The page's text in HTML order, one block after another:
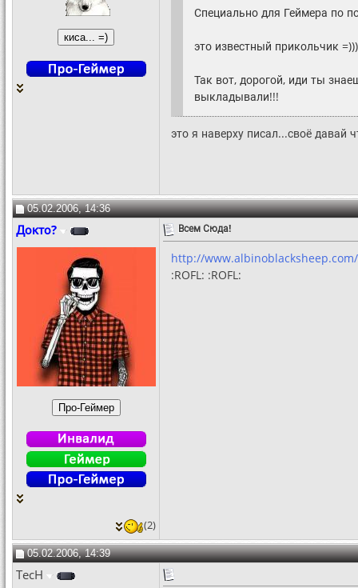
Специально для Геймера по
это известный прикольчик
Так вот, дорогой, иди ты
выкладывали!!!
это я наверху писал...своё давай
05.02.2006, 14:36
Докто? Всем Сюда!
http://
:ROFL: :ROFL:
(2)
05.02.2006, 14:39
TecH